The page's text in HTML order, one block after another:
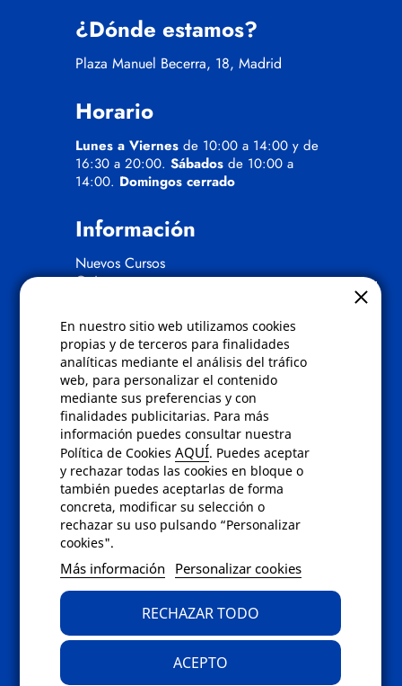
En nuestro sitio web utilizamos cookies
propias y de terceros para finalidades
analíticas mediante el análisis del tráfico
web, para personalizar el contenido
mediante sus preferencias y con
finalidades publicitarias. Para más
información puedes consultar nuestra
Política de CookiesAQUÍ. Puedes aceptar
y rechazar todas las cookies en bloque o
también puedes aceptarlas de forma
concreta, modificar su selección o
rechazar su uso pulsando “Personalizar
cookies".
Más información Personalizar cookies
RECHAZAR TODO
ACEPTO
¿Dónde estamos?
Plaza Manuel Becerra, 18, Madrid
Horario
Lunes a Viernes de 10:00 a 14:00 y de
16:30 a 20:00. Sábados de 10:00 a
14:00. Domingos cerrado
Información
Nuevos Cursos
Quienes somos
Políticas
Condiciones de compra
Aviso de privacidad
Cookies
Bajas comunicados comerciales
Derecho de desistimiento
Preguntas frecuentes
Contacto
Envíanos un email a
bien rellena nuestroformulario de
contacto